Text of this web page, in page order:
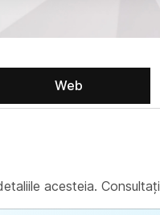
Web
acesteia. Consultați